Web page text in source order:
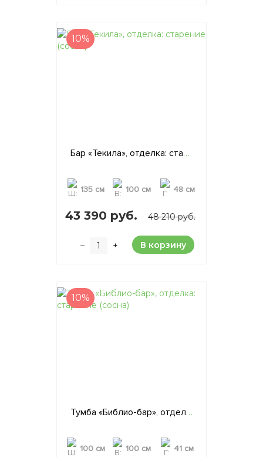
10%
Бар «Текила», отделка: старение (сосна)
135 см 100 см 48 см
43 390 руб. 48 210 руб.
– + В корзину
10%
Тумба «Библио-бар», отделка: старение (сосна)
100 см 100 см 41 см